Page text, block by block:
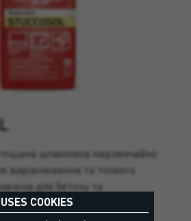
шпаклівка надзвичайно
вирівнювання та тонкого
для бетону та
що забезпечує високу
COOKIES